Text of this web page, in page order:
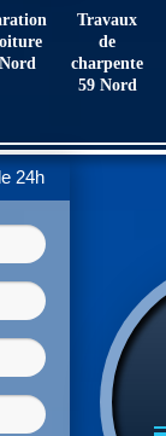
Travaux
de
charpente
59 Nord
24h